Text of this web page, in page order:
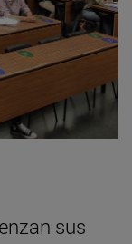
sus